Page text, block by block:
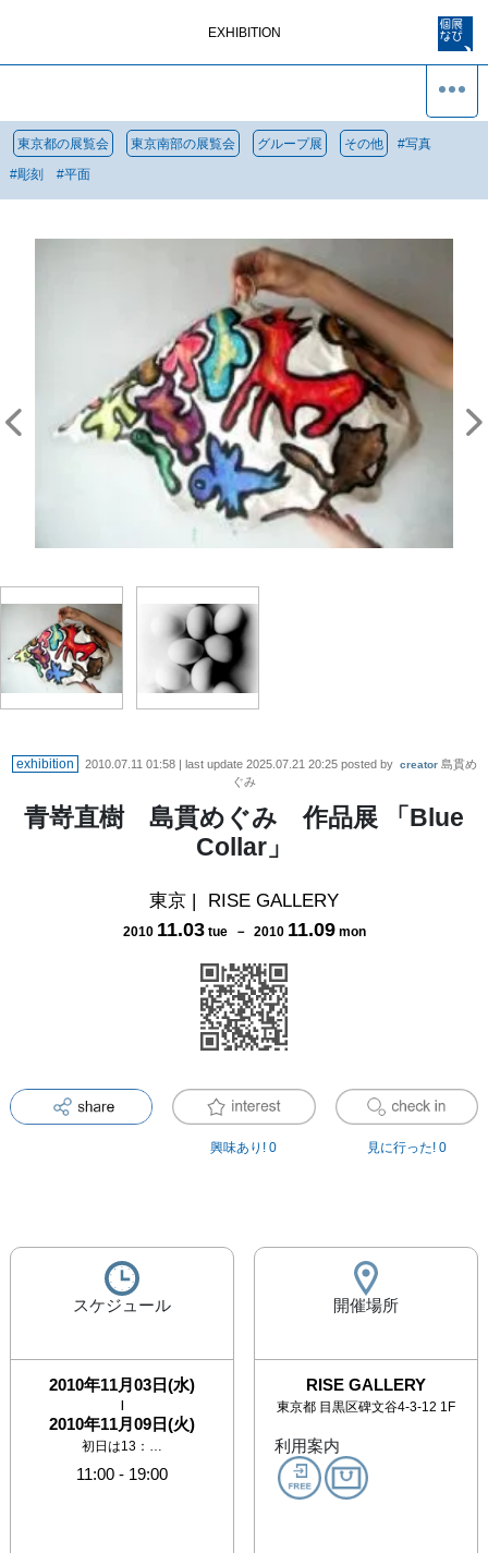
EXHIBITION
東京都の展覧会 東京南部の展覧会 グループ展 その他 #写真
#彫刻 #平面
exhibition 2010.07.11 01:58| last update 2025.07.21 20:25posted by creator 島貫め
ぐみ
青嵜直樹 島貫めぐみ 作品展 「Blue
Collar」
東京 | RISE GALLERY
2010 11.03 tue－ 2010 11.09 mon
興味あり! 0 見に行った! 0
スケジュール
2010年11月03日(水)
|
2010年11月09日(火)
初日は13：…
11:00 - 19:00
開催場所
RISE GALLERY
東京都 目黒区碑文谷4-3-12 1F
利用案内